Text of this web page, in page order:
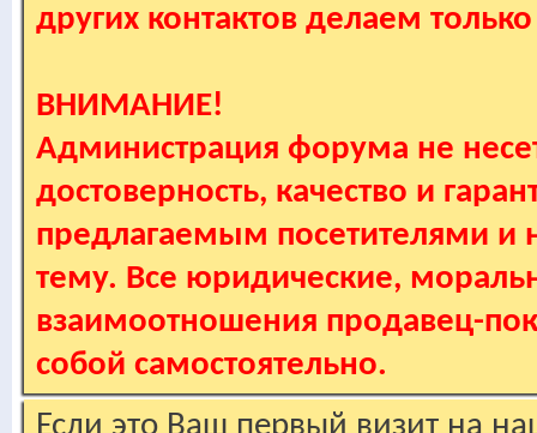
других контактов делаем
ВНИМАНИЕ!
Администрация форума не
достоверность, качество и
предлагаемым посетителями и
тему. Все юридические,
взаимоотношения продавец-
собой самостоятельно.